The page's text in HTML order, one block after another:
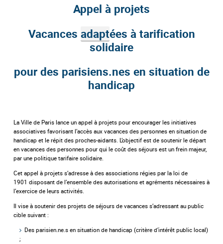
Appel à projets
Vacances adaptées à tarification
solidaire
pour des parisiens.nes en situation de
handicap
La Ville de Paris lance un appel à projets pour encourager les initiatives
associatives favorisant l’accès aux vacances des personnes en situation de
handicap et le répit des proches-aidants. L’objectif est de soutenir le départ
en vacances des personnes pour qui le coût des séjours est un frein majeur,
par une politique tarifaire solidaire.
Cet appel à projets s’adresse à des associations régies par la loi de
1901 disposant de l’ensemble des autorisations et agréments nécessaires à
l’exercice de leurs activités.
Il vise à soutenir des projets de séjours de vacances s’adressant au public
cible suivant :
Des parisien.ne.s en situation de handicap (critère d’intérêt public local)
;